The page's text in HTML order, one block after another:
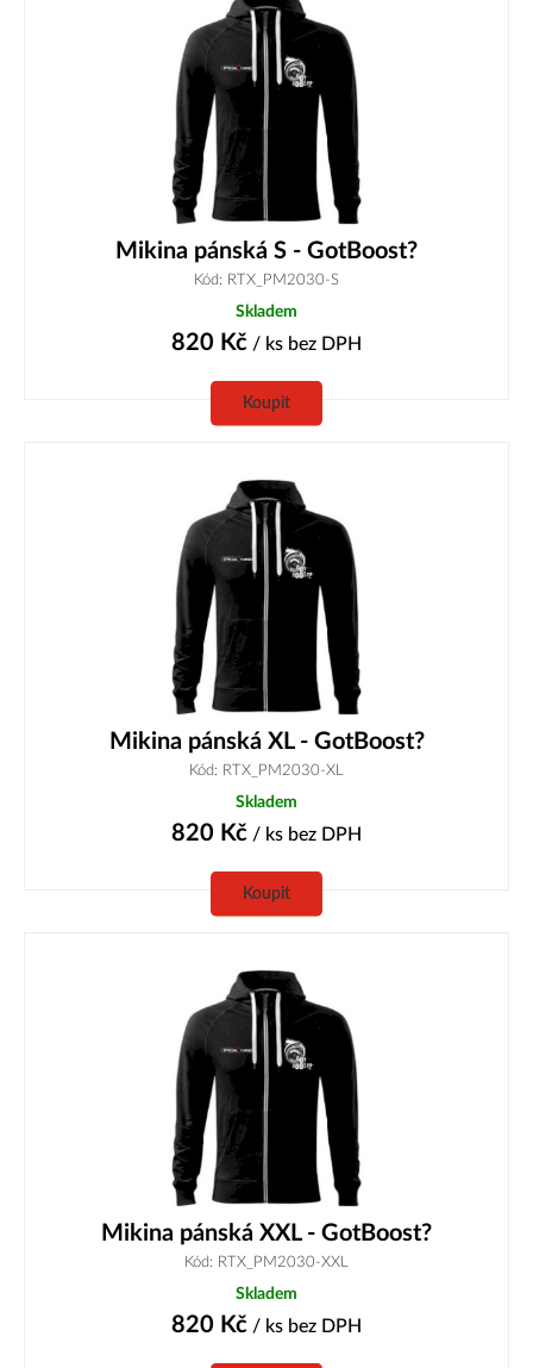
Mikina pánská S - GotBoost?
Kód: RTX_PM2030-S
Skladem
820 Kč / ks bez DPH
Koupit
Mikina pánská XL - GotBoost?
Kód: RTX_PM2030-XL
Skladem
820 Kč / ks bez DPH
Koupit
Mikina pánská XXL - GotBoost?
Kód: RTX_PM2030-XXL
Skladem
820 Kč / ks bez DPH